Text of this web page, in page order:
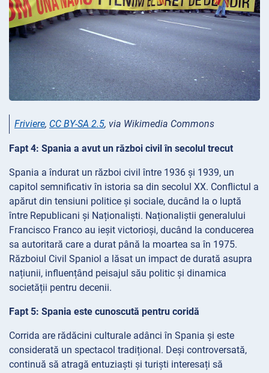
Friviere, CC BY-SA 2.5, via Wikimedia Commons
Fapt 4: Spania a avut un război civil în secolul trecut
Spania a îndurat un război civil între 1936 și 1939, un
capitol semnificativ în istoria sa din secolul XX. Conflictul a
apărut din tensiuni politice și sociale, ducând la o luptă
între Republicani și Naționaliști. Naționaliștii generalului
Francisco Franco au ieșit victorioși, ducând la conducerea
sa autoritară care a durat până la moartea sa în 1975.
Războiul Civil Spaniol a lăsat un impact de durată asupra
națiunii, influențând peisajul său politic și dinamica
societății pentru decenii.
Fapt 5: Spania este cunoscută pentru coridă
Corrida are rădăcini culturale adânci în Spania și este
considerată un spectacol tradițional. Deși controversată,
continuă să atragă entuziaști și turiști interesați să